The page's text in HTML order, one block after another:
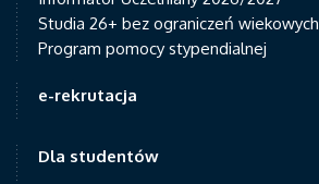
Studia 26+ bez ograniczeń wiekowych
Program pomocy stypendialnej
e-rekrutacja
Dla studentów